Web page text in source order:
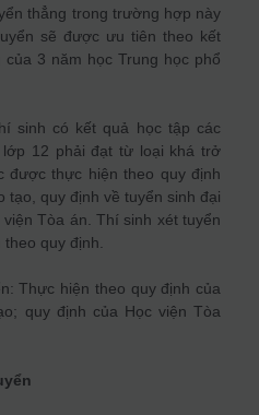
thẳng trong trường hợp này
sẽ được ưu tiên theo kết
3 năm học Trung học phổ
sinh có kết quả học tập các
12 phải đạt từ loại khá trở
được thực hiện theo quy định
tạo, quy định về tuyển sinh đại
Tòa án. Thí sinh xét tuyển
quy định.
Thực hiện theo quy định của
quy định của Học viện Tòa